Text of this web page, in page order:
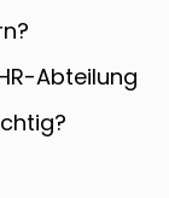
Abteilung